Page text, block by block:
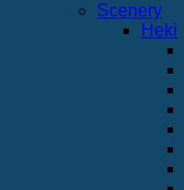
Scenery
Heki